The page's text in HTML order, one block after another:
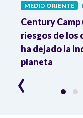
MEDIO ORIENTE
Century
riesgos de los
ha dejado la
planeta
‹